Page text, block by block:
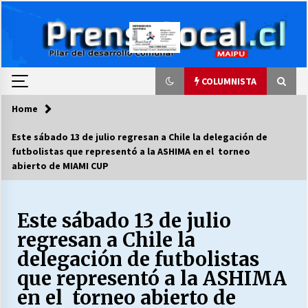
COLUMNISTA
COLUMNISTA
Ya se ordenaron las cuentas de luz… ¿Y
cuándo van a bajar?
LA DC POR SIEMPRE.RECORDANDO 69 AÑOS DE
HISTORIA
28/07/2026
“ORGULLOSOS DE SER DC” SALUDA EL
CUMPLEAÑOS 69
Home
Este sábado 13 de julio regresan a Chile la delegación de
futbolistas que representó a la ASHIMA en el torneo
abierto de MIAMI CUP
Este sábado 13 de julio
regresan a Chile la
delegación de futbolistas
que representó a la ASHIMA
en el torneo abierto de